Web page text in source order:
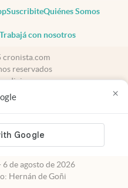
×
SuscribiteQuiénes Somos
con nosotros
reservados
Comercial S.A Registro de
de agosto de 2026
Hernán de Goñi